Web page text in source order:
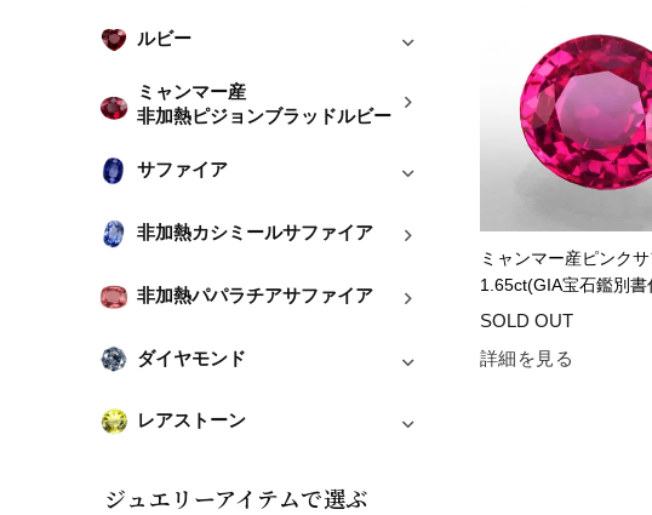
ルビー
ミャンマー産
非加熱ピジョンブラッドルビー
サファイア
非加熱カシミールサファイア
非加熱パパラチアサファイア
ダイヤモンド
レアストーン
ジュエリーアイテムで選ぶ
ミャンマー産ピンク
1.65ct(GIA宝石鑑別書
詳細を見る